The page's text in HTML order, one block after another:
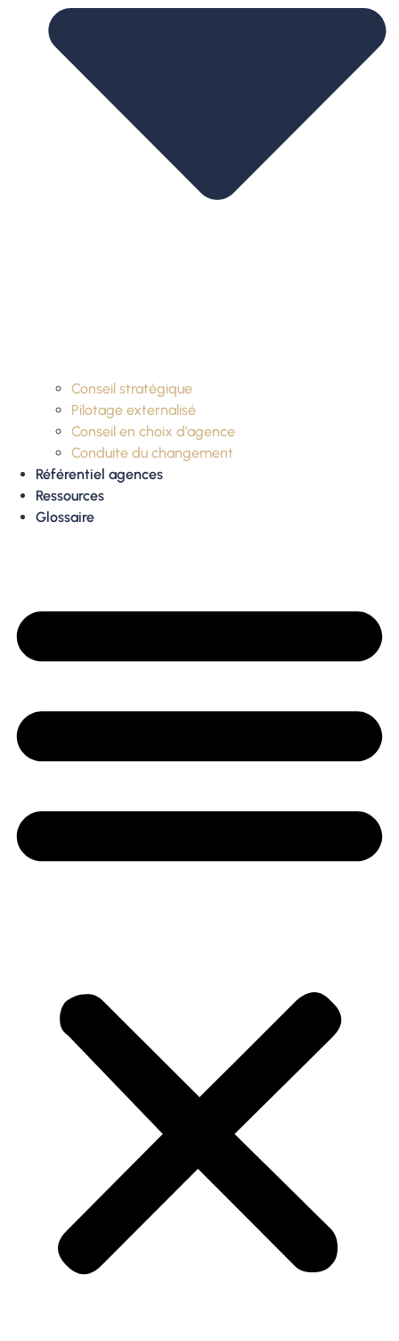
Conseil stratégique
Pilotage externalisé
Conseil en choix d’agence
Conduite du changement
Référentiel agences
Ressources
Glossaire